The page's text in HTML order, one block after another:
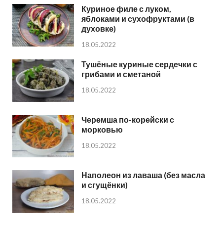
Куриное филе с луком,
яблоками и сухофруктами (в
духовке)
18.05.2022
Тушёные куриные сердечки с
грибами и сметаной
18.05.2022
Черемша по-корейски с
морковью
18.05.2022
Наполеон из лаваша (без масла
и сгущёнки)
18.05.2022